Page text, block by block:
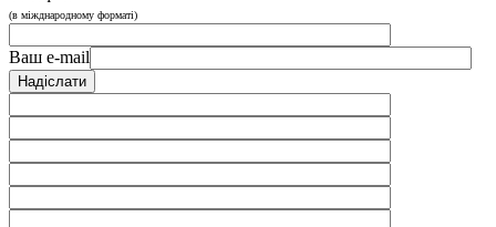
(в міжднародному форматі)
Ваш e-mail